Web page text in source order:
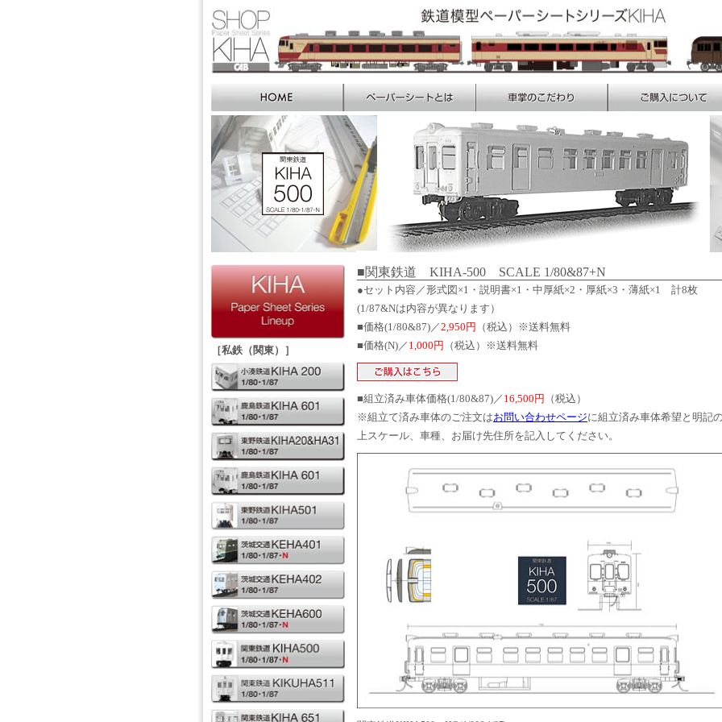
■関東鉄道 KIHA-500 SCALE 1/80&87+N
●セット内容／形式図×1・説明書×1・中厚紙×2・厚紙×3・薄紙×1 計8枚
(1/87&Nは内容が異なります）
■価格(1/80&87)／2,950円
（税込）※送料無料
■価格(N)／ 1,000円 （税込）※送料無料
■組立済み車体価格(1/80&87)／ 16,500円
（税込）
※組立て済み車体のご注文はお問い合わせページに組立済み車体希望と明記
上スケール、車種、お届け先住所を記入してください。
［私鉄（関東）］